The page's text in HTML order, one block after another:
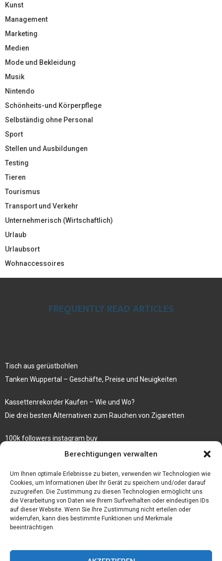
Berechtigungen verwalten
Um Ihnen optimale Erlebnisse zu bieten, verwenden wir Technologien wie
Cookies, um Informationen über Ihr Gerät zu speichern und/oder darauf
zuzugreifen. Die Zustimmung zu diesen Technologien ermöglicht uns
die Verarbeitung von Daten wie Ihrem Surfverhalten oder eindeutigen IDs
auf dieser Website. Wenn Sie Ihre Zustimmung nicht erteilen oder
widerrufen, kann dies bestimmte Funktionen und Merkmale
beeinträchtigen.
Kunst
Management
Marketing
Medien
Mode und Bekleidung
Musik
Nintendo
Schönheits-und Körperpflege
Selbständig ohne Personal
Sport
Stellen und Ausbildungen
Testing
Tieren
Tourismus
Transport und Verkehr
Unternehmerisch (Wirtschaftlich)
Urlaub
Urlaubsort
Wohnaccessoires
FREQUENTLY READ ARTICLES
Tisch aus gerüstbohlen
Tanken Wuppertal – Geschäfte, Preise und Neuigkeiten
Kassettenrekorder Kaufen – Wie und Wo?
Die drei besten Alternativen zum Rauchen von Zigaretten
100k followers instagram buy
Rezepte für gekochte Süßkartoffeln
Gönnen Sie sich bedruckte Fliesen mit einem eigenen Bild